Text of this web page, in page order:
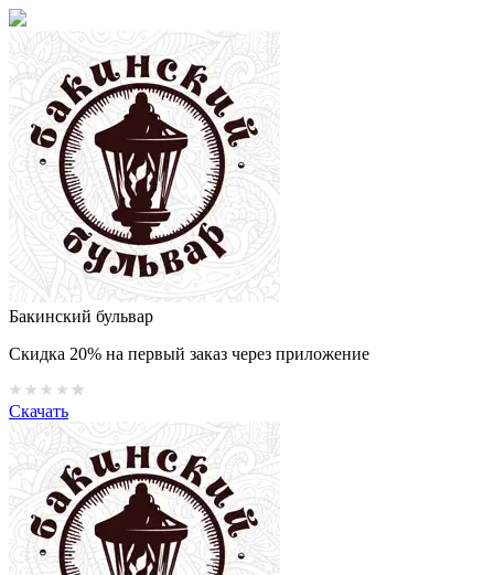
Бакинский бульвар
Скидка 20% на первый заказ через приложение
Скачать